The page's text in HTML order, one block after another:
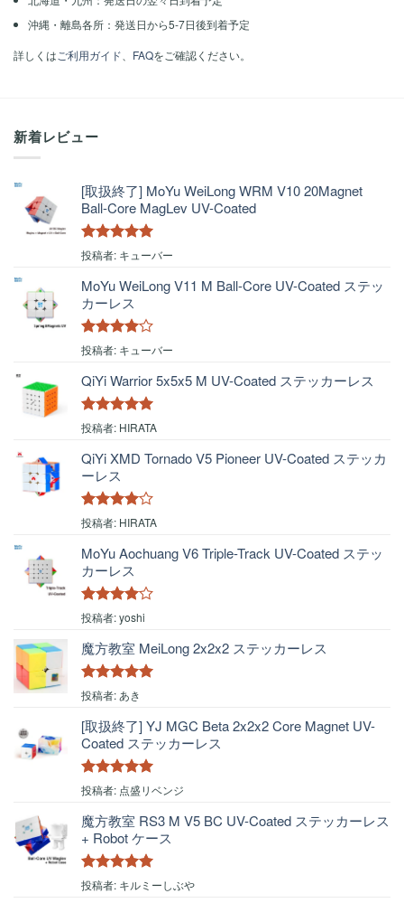
沖縄・離島各所：発送日から5-7日後到着予定
詳しくはご利用ガイド FAQをご確認ください。
新着レビュー
[取扱終了] MoYu WeiLong WRM V10 20Magnet
Ball-Core MagLev UV-Coated
5段階中 5 の
投稿者: キューバー
MoYu WeiLong V11 M Ball-Core UV-Coated ステッ
カーレス
5段階中 4
投稿者: キューバー
QiYi Warrior 5x5x5 M UV-Coated ステッカーレス
5段階中5の
投稿者: HIRATA
QiYi XMD Tornado V5 Pioneer UV-Coated ステッカ
ーレス
5段階中4
投稿者: HIRATA
MoYu Aochuang V6 Triple-Track UV-Coated ステッ
カーレス
5段階中4
の評価
投稿者: yoshi
魔方教室 MeiLong 2x2x2 ステッカーレス
5段階中 5
投稿者: あき
[取扱終了] YJ MGC Beta 2x2x2 Core Magnet UV-
Coated ステッカーレス
5段階中5の
投稿者: 点盛リベンジ
魔方教室 RS3 M V5 BC UV-Coated ステッカーレス
+ Robot ケース
5段階中 5 の
投稿者: キルミーしぶや